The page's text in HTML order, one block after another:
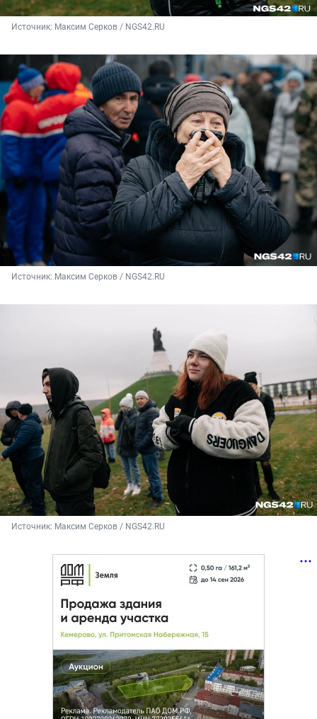
Источник: Максим Серков / NGS42.RU
Источник: Максим Серков / NGS42.RU
Источник: Максим Серков / NGS42.RU